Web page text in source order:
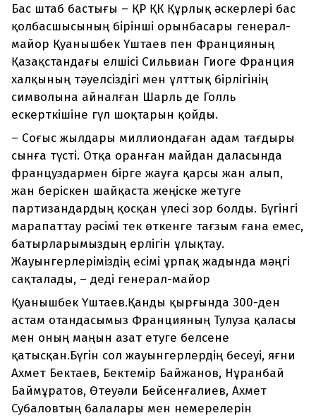
Бас штаб бастығы – ҚР ҚК Құрлық әскерлері бас
қолбасшысының бірінші орынбасары генерал-
майор Қуанышбек Үштаев пен Францияның
Қазақстандағы елшісі Сильвиан Гиоге Франция
халқының тәуелсіздігі мен ұлттық бірлігінің
символына айналған Шарль де Голль
ескерткішіне гүл шоқтарын қойды.
– Соғыс жылдары миллиондаған адам тағдыры
сынға түсті. Отқа оранған майдан даласында
француздармен бірге жауға қарсы жан алып,
жан беріскен шайқаста жеңіске жетуге
партизандардың қосқан үлесі зор болды. Бүгінгі
марапаттау рәсімі тек өткенге тағзым ғана емес,
батырларымыздың ерлігін ұлықтау.
Жауынгерлеріміздің есімі ұрпақ жадында мәңгі
сақталады, – деді генерал-майор
Қуанышбек Үштаев.Қанды қырғында 300-ден
астам отандасымыз Францияның Тулуза қаласы
мен оның маңын азат етуге белсене
қатысқан.Бүгін сол жауынгерлердің бесеуі, яғни
Ахмет Бектаев, Бектемір Байжанов, Нұранбай
Баймұратов, Өтеуәли Бейсенғалиев, Ахмет
Субаловтың балалары мен немерелерін